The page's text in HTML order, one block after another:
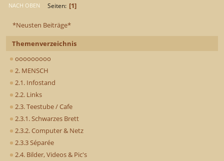
*Neusten Beiträge*
Themenverzeichnis
ooooooooo
2. MENSCH
2.1. Infostand
2.2. Links
2.3. Teestube / Cafe
2.3.1. Schwarzes Brett
2.3.2. Computer & Netz
2.3.3 Séparée
2.4. Bilder, Videos & Pic's
NACH OBEN Seiten 1